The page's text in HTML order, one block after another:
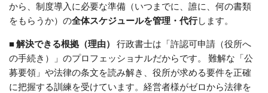
から、制度導入に必要な準備（いつまでに、誰に、何の書類
をもらうか）の全体スケジュールを管理・代行します。
■ 解決できる根拠（理由）
行政書士は「許認可申請（役所へ
の手続き）」のプロフェッショナルだからです。 難解な「公
募要領」や法律の条文を読み解き、役所が求める要件を正確
に把握する訓練を受けています。経営者様がゼロから法律を